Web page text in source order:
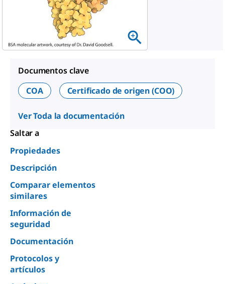
Documentos clave
COA
Certificado de origen (COO)
Ver Toda la documentación
Saltar a
Propiedades
Descripción
Comparar elementos
similares
Información de
seguridad
Documentación
Protocolos y
artículos